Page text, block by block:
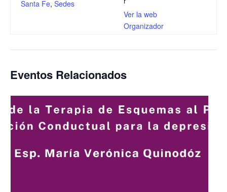
Santa Fe, Sedes
Ver la web
Organizador
Eventos Relacionados